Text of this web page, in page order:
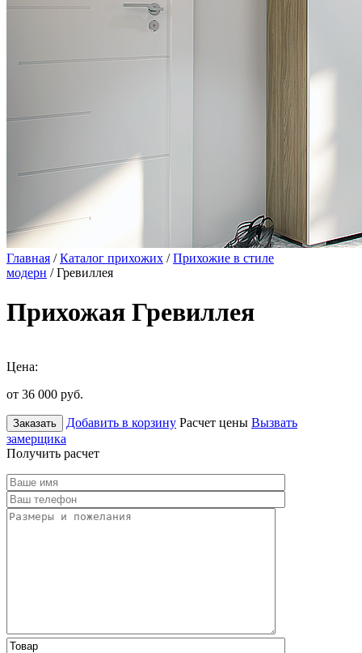
Главная /Каталог прихожих /Прихожие в стиле
модерн / Гревиллея
Прихожая Гревиллея
Цена:
от 36 000 руб.
Заказать Добавить в корзину Расчет цены Вызвать
замерщика
Получить расчет